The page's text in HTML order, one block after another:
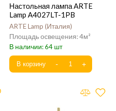
Настольная лампа ARTE
Lamp A4027LT-1PB
ARTE Lamp Италия
4
64